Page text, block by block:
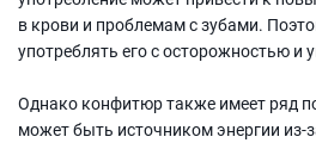
в крови и проблемам с зубами.
употреблять его с осторожностью и
Однако конфитюр также имеет ряд
может быть источником энергии из-